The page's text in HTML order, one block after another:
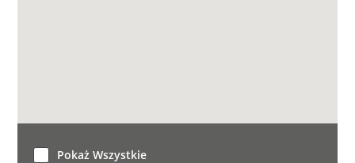
Pokaż Wszystkie